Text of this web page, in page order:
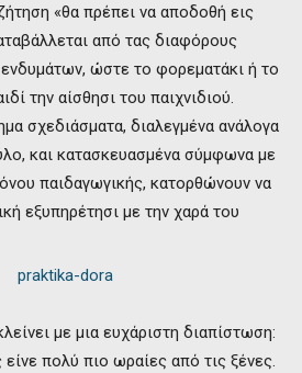
«θα πρέπει να αποδοθή εις
από τας διαφόρους
ώστε το φορεματάκι ή το
την αίσθησι του παιχνιδιού.
σχεδιάσματα, διαλεγμένα ανάλογα
και κατασκευασμένα σύμφωνα με
παιδαγωγικής, κατορθώνουν να
εξυπηρέτησι με την χαρά του
με μια ευχάριστη διαπίστωση:
πολύ πιο ωραίες από τις ξένες.